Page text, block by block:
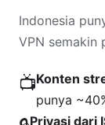
Indonesia
VPN semakin
📺Konten
punya
Privasi dari